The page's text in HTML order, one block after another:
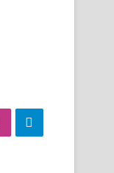
Instagram